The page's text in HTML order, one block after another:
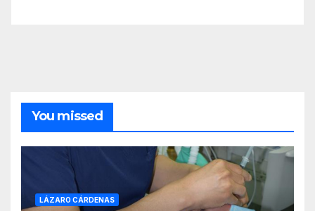
You missed
LÁZARO CÁRDENAS